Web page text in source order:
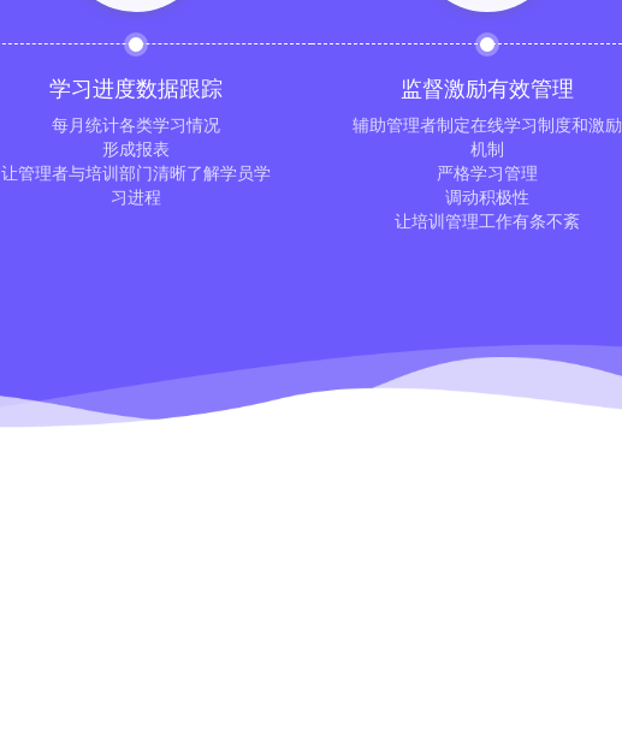
学习进度数据跟踪
每月统计各类学习情况
形成报表
让管理者与培训部门清晰了解学员学
习进程
监督激励有效管理
辅助管理者制定在线学习制度和激励
机制
严格学习管理
调动积极性
让培训管理工作有条不紊